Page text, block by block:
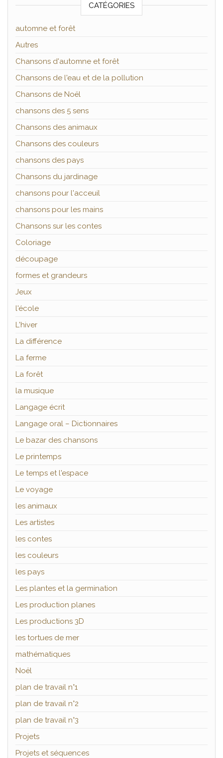
CATÉGORIES
automne et forêt
Autres
Chansons d'automne et forêt
Chansons de l'eau et de la pollution
Chansons de Noël
chansons des 5 sens
Chansons des animaux
Chansons des couleurs
chansons des pays
Chansons du jardinage
chansons pour l'acceuil
chansons pour les mains
Chansons sur les contes
Coloriage
découpage
formes et grandeurs
Jeux
l'école
L'hiver
La différence
La ferme
La forêt
la musique
Langage écrit
Langage oral – Dictionnaires
Le bazar des chansons
Le printemps
Le temps et l'espace
Le voyage
les animaux
Les artistes
les contes
les couleurs
les pays
Les plantes et la germination
Les production planes
Les productions 3D
les tortues de mer
mathématiques
Noël
plan de travail n°1
plan de travail n°2
plan de travail n°3
Projets
Projets et séquences